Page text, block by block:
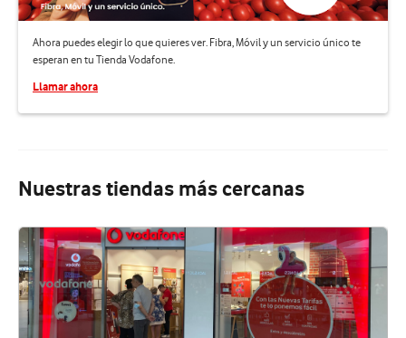
Ahora puedes elegir lo que quieres ver. Fibra, Móvil y un servicio único te
esperan en tu Tienda Vodafone.
Llamar ahora
Nuestras tiendas más cercanas